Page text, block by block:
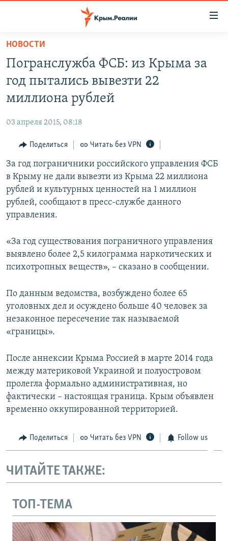
Вернуться
основному
содержанию
главной
навигации
Вернутся
поиску
СПЕЦПРОЕКТЫ
11 ЛЕТ ОККУПАЦИИ КРЫМА. 11 ИСТОРИЙ СОПРОТИВЛЕНИЯ
ЕЩЕ
ИНТЕРАКТИВ
ИНФОГРАФИКА
ТЕЛЕПРОЕКТ КРЫМ.РЕАЛИИ
СОВЕТЫ ПРАВОЗАЩИТНИКОВ
ПРОПАВШИЕ БЕЗ ВЕСТИ
ПОБЕДИТЕЛЕЙ НЕ СУДЯТ?
КРЫМ.НЕПОКОРЕННЫЙ
УКРАИНСКАЯ ПРОБЛЕМА КРЫМА
РАДІО СВОБОДА
КАК ОБОЙТИ БЛОКИРОВКУ
Українською
Qırımtatar
ПРИСОЕДИНЯЙТЕСЬ!
Все сайты RFE/RL
НОВОСТИ
Погранслужба ФСБ: из Крыма за
год пытались вывезти 22
миллиона рублей
03 апреля 2015, 08:18
Поделиться Читать без VPN
За год пограничники российского управления ФСБ
в Крыму не дали вывезти из Крыма 22 миллиона
рублей и культурных ценностей на 1 миллион
рублей, сообщают в пресс-службе данного
управления.
«За год существования пограничного управления
выявлено более 2,5 килограмма наркотических и
психотропных веществ», – сказано в сообщении.
По данным ведомства, возбуждено более 65
уголовных дел и осуждено больше 40 человек за
незаконное пересечение так называемой
«границы».
После аннексии Крыма Россией в марте 2014 года
между материковой Украиной и полуостровом
пролегла формально административная, но
фактически – настоящая граница. Крым объявлен
временно оккупированной территорией.
Поделиться Читать без VPN Follow us
ЧИТАЙТЕ ТАКЖЕ:
ТОП-ТЕМА